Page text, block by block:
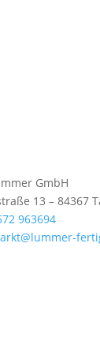
GmbH
13 – 84367
963694